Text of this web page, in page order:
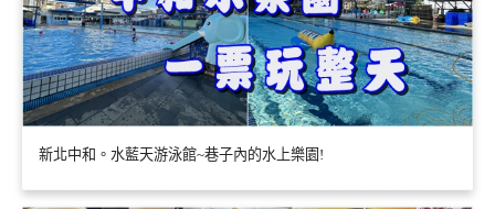
新北中和。水藍天游泳館~巷子內的水上樂園!